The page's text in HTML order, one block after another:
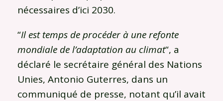
nécessaires d’ici 2030.
“Il est temps de procéder à une refonte
mondiale de l’adaptation au climat“, a
déclaré le secrétaire général des Nations
Unies, Antonio Guterres, dans un
communiqué de presse, notant qu’il avait